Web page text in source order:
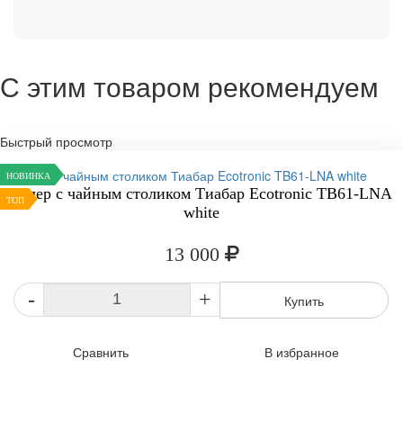
С этим товаром рекомендуем
Быстрый просмотр
НОВИНКА
ТОП
Кулер с чайным столиком Тиабар Ecotronic TB61-LNA
white
13 000
- + Купить
Сравнить В избранное